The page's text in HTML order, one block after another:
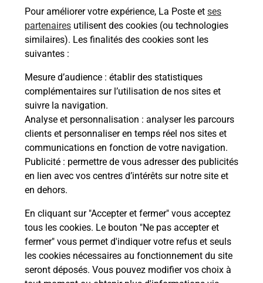
Pour améliorer votre expérience, La Poste et ses
partenaires utilisent des cookies (ou technologies
similaires). Les finalités des cookies sont les
suivantes :
Mesure d’audience : établir des statistiques
complémentaires sur l’utilisation de nos sites et
suivre la navigation.
Analyse et personnalisation : analyser les parcours
clients et personnaliser en temps réel nos sites et
communications en fonction de votre navigation.
Publicité : permettre de vous adresser des publicités
en lien avec vos centres d’intérêts sur notre site et
en dehors.
En cliquant sur "Accepter et fermer" vous acceptez
tous les cookies. Le bouton "Ne pas accepter et
fermer" vous permet d'indiquer votre refus et seuls
les cookies nécessaires au fonctionnement du site
seront déposés. Vous pouvez modifier vos choix à
Malin !
La Poste
en ligne
Ouvert 24h/24
En savoir plus
CONSIGNEPICKUP INTERMARCHE LENTIGNY